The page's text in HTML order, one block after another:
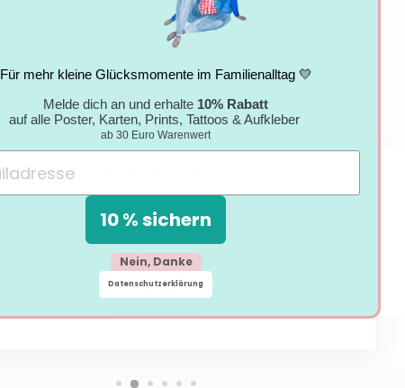
DAS SAGEN UNSERE KUNDEN
"Nachhaltigkeitsgedanke wird gelebt; sehr
wieder."
Nicole
Für mehr kleine Glücksmomente im Familienalltag 💛
Melde dich an und erhalte 10% Rabatt
auf alle Poster, Karten, Prints, Tattoos & Aufkleber
ab 30 Euro Warenwert
10 % sichern
Nein, Danke
Datenschutzerklärung